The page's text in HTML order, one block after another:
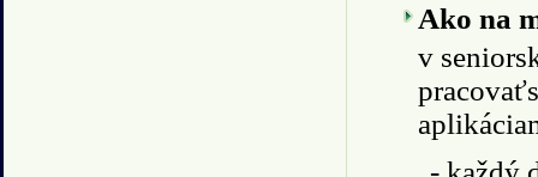
Ako na
v